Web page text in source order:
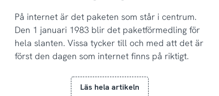
På internet är det paketen som står i centrum.
Den 1 januari 1983 blir det paketförmedling för
hela slanten. Vissa tycker till och med att det är
först den dagen som internet finns på riktigt.
Läs hela artikeln